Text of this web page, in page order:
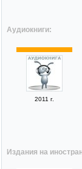
Аудиокниги:
2011 г.
Издания на